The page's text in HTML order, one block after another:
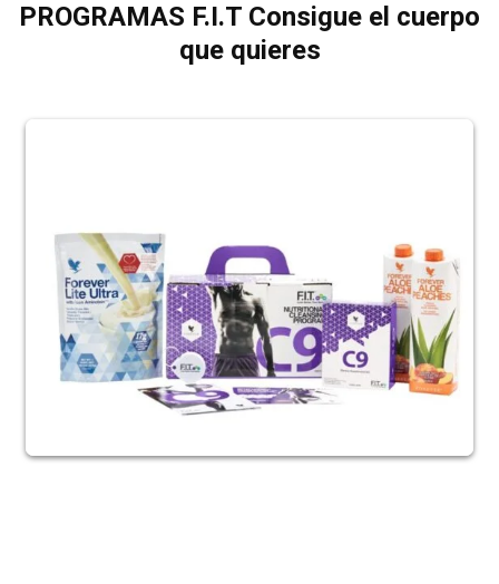
PROGRAMAS F.I.T Consigue el cuerpo
que quieres